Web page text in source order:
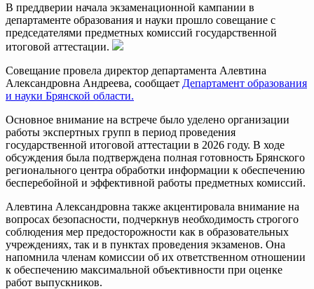
В преддверии начала экзаменационной кампании в
департаменте образования и науки прошло совещание с
председателями предметных комиссий государственной
итоговой аттестации.
Совещание провела директор департамента Алевтина
Александровна Андреева, сообщает Департамент образования
и науки Брянской области.
Основное внимание на встрече было уделено организации
работы экспертных групп в период проведения
государственной итоговой аттестации в 2026 году. В ходе
обсуждения была подтверждена полная готовность Брянского
регионального центра обработки информации к обеспечению
бесперебойной и эффективной работы предметных комиссий.
Алевтина Александровна также акцентировала внимание на
вопросах безопасности, подчеркнув необходимость строгого
соблюдения мер предосторожности как в образовательных
учреждениях, так и в пунктах проведения экзаменов. Она
напомнила членам комиссии об их ответственном отношении
к обеспечению максимальной объективности при оценке
работ выпускников.